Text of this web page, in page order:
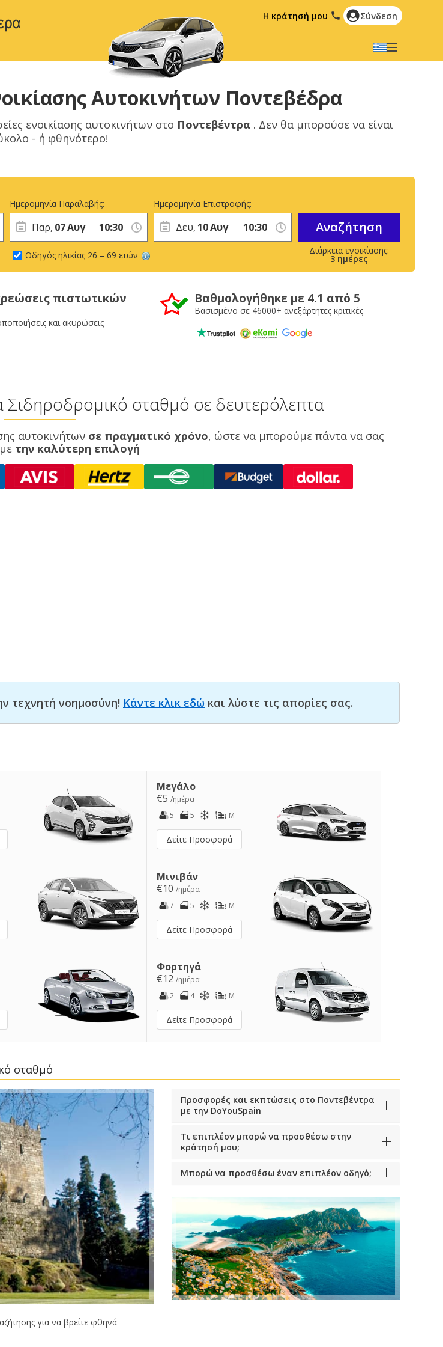
Η κράτησή μου Σύνδεση
English
Español
Français
Italiano
Nederlands
Русский
Hrvatski
العربية
Αυτοκινήτων Ποντεβέδρα
ενοικίασης αυτοκινήτων στο Ποντεβέντρα. Δεν θα μπορούσε να είναι
- ή φθηνότερο!
Ημερομηνία Παραλαβής:
Παρ, 07Αυγ
3 ημέρες
Ημερομηνία Επιστροφής:
Δευ, 10Αυγ
Οδηγός ηλικίας 26 – 69 ετών
Αναζήτηση
πιστωτικών
και ακυρώσεις
Βαθμολογήθηκε με 4.1 από 5
Βασισμένο σε 46000+ ανεξάρτητες κριτικές
Σιδηροδρομικό σταθμό σε δευτερόλεπτα
αυτοκινήτων σε πραγματικό χρόνο, ώστε να μπορούμε πάντα να σας
την καλύτερη επιλογή
τεχνητή νοημοσύνη! Κάντε κλικ εδώ και λύστε τις απορίες σας.
Μεγάλο
€5 /ημέρα
5
5 M
Δείτε Προσφορά
Μινιβάν
€10 /ημέρα
7
5 M
Δείτε Προσφορά
Φορτηγά
€12 /ημέρα
2
4 M
Δείτε Προσφορά
σταθμό
για να βρείτε φθηνά
Προσφορές και εκπτώσεις στο Ποντεβέντρα
με την DoYouSpain
Τι επιπλέον μπορώ να προσθέσω στην
κράτησή μου;
Μπορώ να προσθέσω έναν επιπλέον οδηγό;